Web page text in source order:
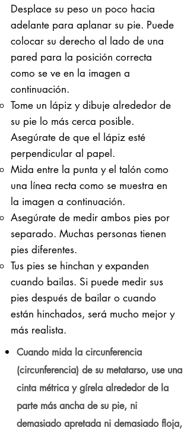
Desplace su peso un poco hacia
adelante para aplanar su pie. Puede
colocar su derecho al lado de una
pared para la posición correcta
como se ve en la imagen a
continuación.
Tome un lápiz y dibuje alrededor de
su pie lo más cerca posible.
Asegúrate de que el lápiz esté
perpendicular al papel.
Mida entre la punta y el talón como
una línea recta como se muestra en
la imagen a continuación.
Asegúrate de medir ambos pies por
separado. Muchas personas tienen
pies diferentes.
Tus pies se hinchan y expanden
cuando bailas. Si puede medir sus
pies después de bailar o cuando
están hinchados, será mucho mejor y
más realista.
Cuando mida la circunferencia
(circunferencia) de su metatarso, use una
cinta métrica y gírela alrededor de la
parte más ancha de su pie, ni
demasiado apretada ni demasiado floja,